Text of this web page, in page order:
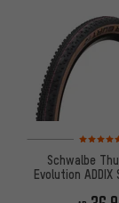
Schwalbe
Evolution ADDIX